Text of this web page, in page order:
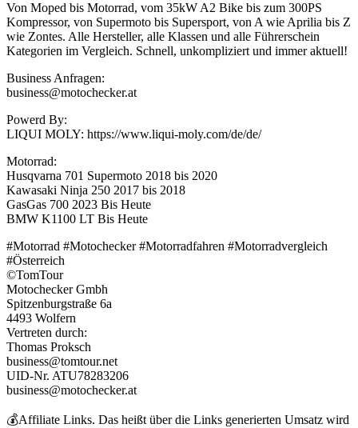
Von Moped bis Motorrad, vom 35kW A2 Bike bis zum 300PS
Kompressor, von Supermoto bis Supersport, von A wie Aprilia bis Z
wie Zontes. Alle Hersteller, alle Klassen und alle Führerschein
Kategorien im Vergleich. Schnell, unkompliziert und immer aktuell!
Business Anfragen:
business@motochecker.at
Powerd By:
LIQUI MOLY: https://www.liqui-moly.com/de/de/
Motorrad:
Husqvarna 701 Supermoto 2018 bis 2020
Kawasaki Ninja 250 2017 bis 2018
GasGas 700 2023 Bis Heute
BMW K1100 LT Bis Heute
#Motorrad #Motochecker #Motorradfahren #Motorradvergleich
#Österreich
©TomTour
Motochecker Gmbh
Spitzenburgstraße 6a
4493 Wolfern
Vertreten durch:
Thomas Proksch
business@tomtour.net
UID-Nr. ATU78283206
business@motochecker.at
💰Affiliate Links. Das heißt über die Links generierten Umsatz wird